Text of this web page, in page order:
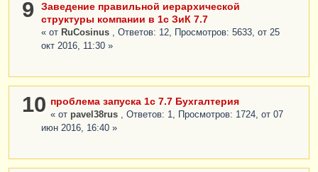
9
Заведение правильной иерархической
структуры компании в 1с ЗиК 7.7
« от RuCosinus
, Ответов: 12, Просмотров: 5633, от 25
окт 2016, 11:30 »
10 проблема запуска 1с 7.7 Бухгалтерия
« от pavel38rus
, Ответов: 1, Просмотров: 1724, от 07
июн 2016, 16:40 »